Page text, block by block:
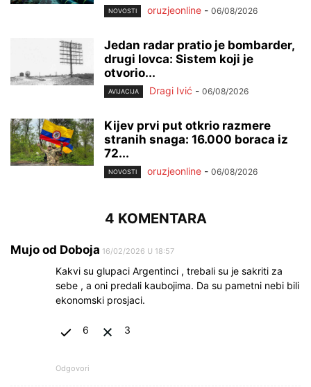
NOVOSTI oruzjeonline - 06/08/2026
Jedan radar pratio je bombarder,
drugi lovca: Sistem koji je
otvorio...
AVIJACIJA Dragi Ivić - 06/08/2026
Kijev prvi put otkrio razmere
stranih snaga: 16.000 boraca iz
72...
NOVOSTI oruzjeonline - 06/08/2026
4 KOMENTARA
Mujo od Doboja 16/02/2026 U 18:57
Kakvi su glupaci Argentinci , trebali su je sakriti za
sebe , a oni predali kaubojima. Da su pametni nebi bili
ekonomski prosjaci.
6 3
Odgovori